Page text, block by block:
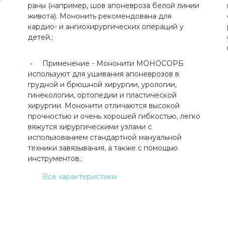
раны (например, шов апоневроза белой линии
живота). Мононить рекомендована для
кардио- и ангиохирургических операций у
детей.;
Применение - Мононити МОНОСОРБ
используют для ушивания апоневрозов в
грудной и брюшной хирургии, урологии,
гинекологии, ортопедии и пластической
хирургии. Мононити отличаются высокой
прочностью и очень хорошей гибкостью, легко
вяжутся хирургическими узлами с
использованием стандартной мануальной
техники завязывания, а также с помощью
инструментов.;
Все характеристики